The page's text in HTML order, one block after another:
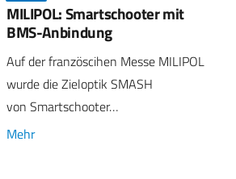
MILIPOL: Smartschooter mit
BMS-Anbindung
Auf der französcihen Messe MILIPOL
wurde die Zieloptik SMASH
von Smartschooter…
Mehr